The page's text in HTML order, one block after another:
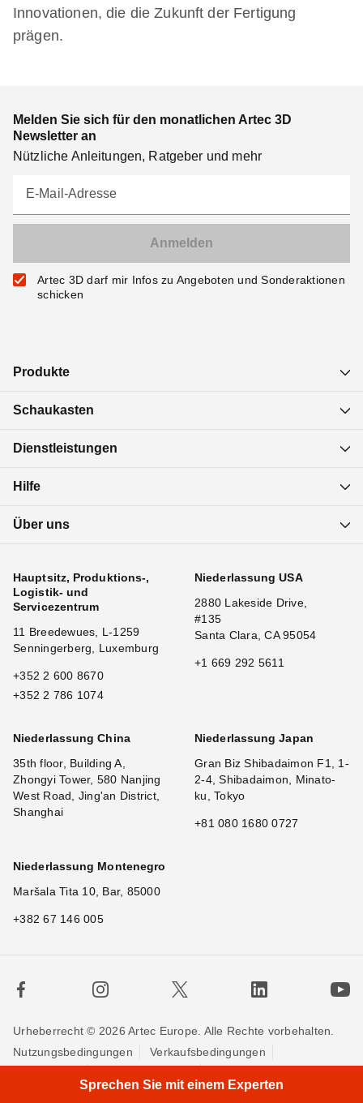
Innovationen, die die Zukunft der Fertigung
prägen.
Melden Sie sich für den monatlichen Artec 3D
Newsletter an
Nützliche Anleitungen, Ratgeber und mehr
E-Mail-Adresse
Artec 3D darf mir Infos zu Angeboten und Sonderaktionen
schicken
Produkte
Schaukasten
Dienstleistungen
Hilfe
Über uns
Hauptsitz, Produktions-,
Logistik- und
Servicezentrum
11 Breedewues, L-1259
Senningerberg, Luxemburg
+352 2 600 8670
+352 2 786 1074
Niederlassung USA
2880 Lakeside Drive,
#135
Santa Clara, CA 95054
+1 669 292 5611
Niederlassung China
35th floor, Building A,
Zhongyi Tower, 580 Nanjing
West Road, Jing'an District,
Shanghai
Niederlassung Japan
Gran Biz Shibadaimon F1, 1-
2-4, Shibadaimon, Minato-
ku, Tokyo
+81 080 1680 0727
Niederlassung Montenegro
Maršala Tita 10, Bar, 85000
+382 67 146 005
Urheberrecht © 2026 Artec Europe. Alle Rechte vorbehalten.
Nutzungsbedingungen
Verkaufsbedingungen
Sprechen Sie mit einem Experten